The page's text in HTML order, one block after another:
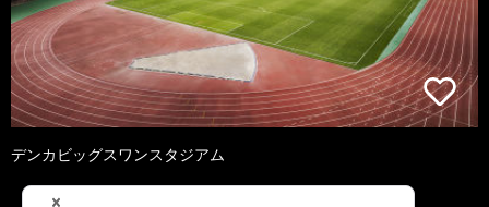
デンカビッグスワンスタジアム